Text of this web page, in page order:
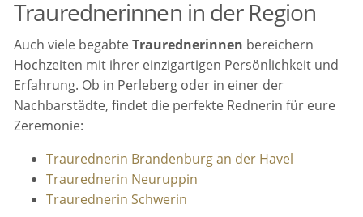
Traurednerinnen in der Region
Auch viele begabteTraurednerinnen bereichern
Hochzeiten mit ihrer einzigartigen Persönlichkeit und
Erfahrung. Ob in Perleberg oder in einer der
Nachbarstädte, findet die perfekte Rednerin für eure
Zeremonie:
Traurednerin Brandenburg an der Havel
Traurednerin Neuruppin
Traurednerin Schwerin